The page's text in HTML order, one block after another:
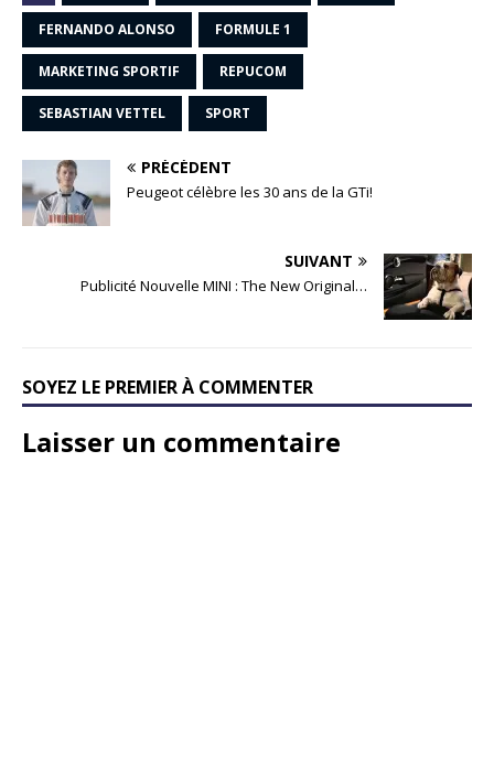
FERNANDO ALONSO FORMULE 1
MARKETING SPORTIF REPUCOM
SEBASTIAN VETTEL SPORT
PRÉCÉDENT
Peugeot célèbre les 30 ans de la GTi!
SUIVANT
Publicité Nouvelle MINI : The New Original…
SOYEZ LE PREMIER À COMMENTER
Laisser un commentaire